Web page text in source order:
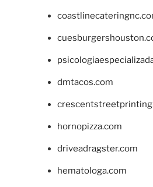
dmtacos.com
hornopizza.com
driveadragster.com
hematologa.com